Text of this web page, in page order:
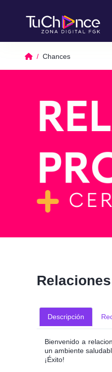
Chances
Descripción
Bienvenido a
un ambiente
¡Éxito!